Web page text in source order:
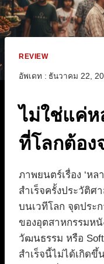
REVIEW
อัพเดท : ธันวาคม 22,
ไม่ใช่แค่
ที่โลกต้อง
ภาพยนตร์เรื่อง ‘ห
สำเร็จครั้งประวัติศ
บนเวทีโลก จุดประ
ของอุตสาหกรรมห
วัฒนธรรม หรือ
สำเร็จนี้ไม่ได้เกิดขึ้